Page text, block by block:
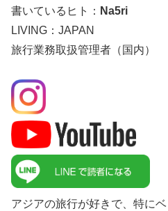
書いているヒト： Na5ri
LIVING：JAPAN
旅行業務取扱管理者（国内）
アジアの旅行が好きで、特に